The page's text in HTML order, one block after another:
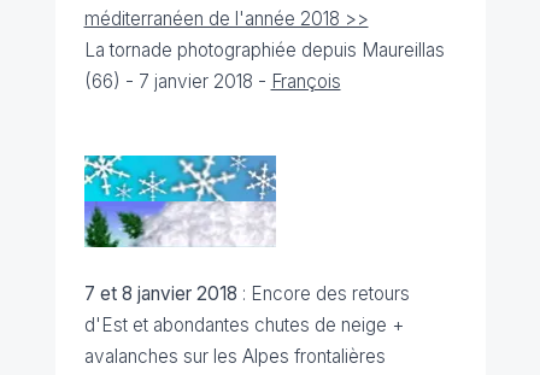
méditerranéen de l'année 2018 >>
La tornade photographiée depuis Maureillas
(66) - 7 janvier 2018 - François
7 et 8 janvier 2018 : Encore des retours
d'Est et abondantes chutes de neige +
avalanches sur les Alpes frontalières